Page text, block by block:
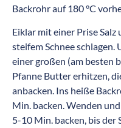
Backrohr auf 180 °C
Eiklar mit einer Prise
steifem Schnee schlagen.
einer großen (am besten
Pfanne Butter erhitzen,
anbacken. Ins heiße
Min. backen. Wenden
5-10 Min. backen, bis der